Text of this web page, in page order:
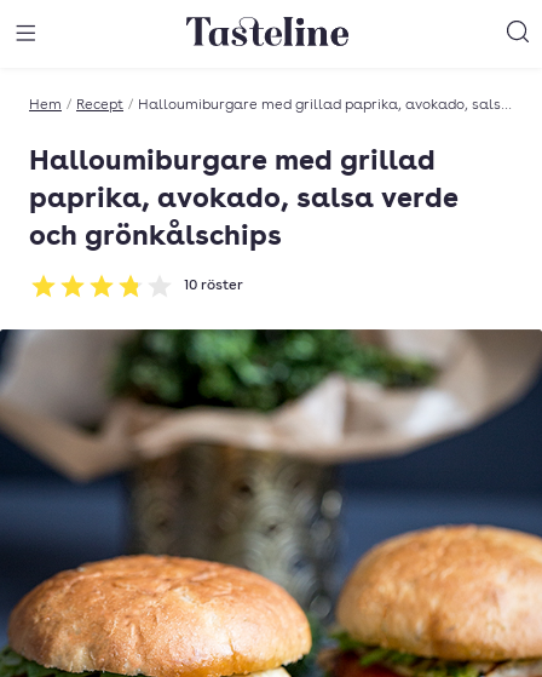
Till Tastelines startsida
Hem / Recept / Halloumiburgare med grillad paprika, avokado, salsa verde och grönkålschips
Halloumiburgare med grillad
paprika, avokado, salsa verde
och grönkålschips
Betyg: 3.8 av 5
10 röster